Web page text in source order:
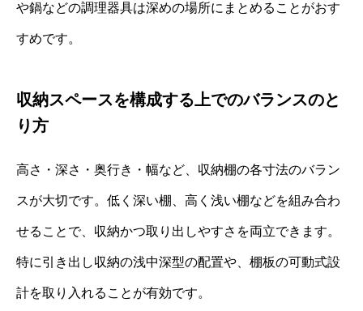
や鍋などの調理器具は深めの場所にまとめることがおす
すめです。
収納スペースを構成する上でのバランスのと
り方
高さ・深さ・奥行き・幅など、収納棚の各寸法のバラン
スが大切です。低く深い棚、高く浅い棚などを組み合わ
せることで、収納かつ取り出しやすさを両立できます。
特に引き出し収納の浅中深型の配置や、棚板の可動式設
計を取り入れることが有効です。